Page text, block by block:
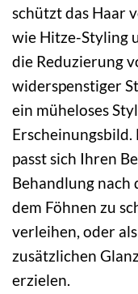
schützt das Haar
wie Hitze-Styling
die Reduzierung
widerspenstiger
ein müheloses
passt sich Ihren
Behandlung nach
dem Föhnen zu
verleihen, oder
zusätzlichen
erzielen.